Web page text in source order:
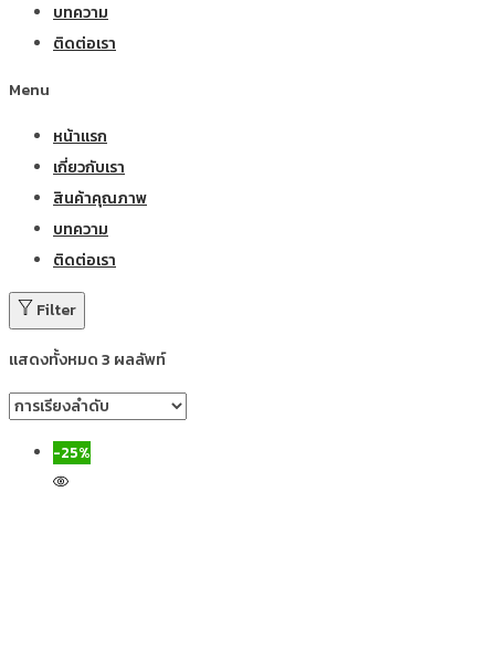
บทความ
ติดต่อเรา
Menu
หน้าแรก
เกี่ยวกับเรา
สินค้าคุณภาพ
บทความ
ติดต่อเรา
Filter
แสดงทั้งหมด 3 ผลลัพท์
-25%